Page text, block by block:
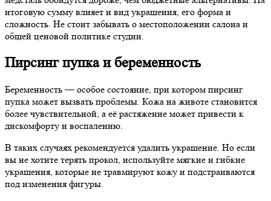
итоговую сумму влияет и вид украшения, его форма и
сложность. Не стоит забывать о местоположении салона и
общей ценовой политике студии.
Пирсинг пупка и беременность
Беременность — особое состояние, при котором пирсинг
пупка может вызвать проблемы. Кожа на животе становится
более чувствительной, а её растяжение может привести к
дискомфорту и воспалению.
В таких случаях рекомендуется удалить украшение. Но если
вы не хотите терять прокол, используйте мягкие и гибкие
украшения, которые не травмируют кожу и подстраиваются
под изменения фигуры.